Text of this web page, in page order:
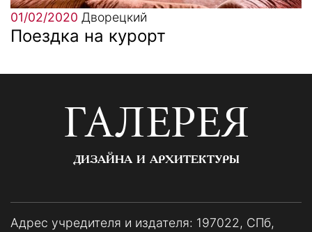
01/02/2020 Дворецкий
Поездка на курорт
ГАЛЕРЕЯ
ДИЗАЙНА И АРХИТЕКТУРЫ
Адрес учредителя и издателя: 197022, СПб,